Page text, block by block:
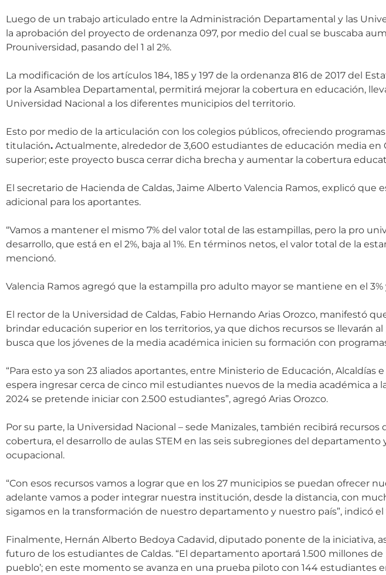
Luego de un trabajo articulado entre la Administración Departamental y las
la aprobación del proyecto de ordenanza 097, por medio del cual se buscaba
Prouniversidad, pasando del 1 al 2%.
La modificación de los artículos 184, 185 y 197 de la ordenanza 816 de 2017 del
por la Asamblea Departamental, permitirá mejorar la cobertura en educación,
Universidad Nacional a los diferentes municipios del territorio.
Esto por medio de la articulación con los colegios públicos, ofreciendo
titulación. Actualmente, alrededor de 3,600 estudiantes de educación media en
superior; este proyecto busca cerrar dicha brecha y aumentar la cobertura
El secretario de Hacienda de Caldas, Jaime Alberto Valencia Ramos, explicó
adicional para los aportantes.
“Vamos a mantener el mismo 7% del valor total de las estampillas, pero la pro
desarrollo, que está en el 2%, baja al 1%. En términos netos, el valor total de la
mencionó.
Valencia Ramos agregó que la estampilla pro adulto mayor se mantiene en el 3%
El rector de la Universidad de Caldas, Fabio Hernando Arias Orozco, manifestó
brindar educación superior en los territorios, ya que dichos recursos se llevarán
busca que los jóvenes de la media académica inicien su formación con
“Para esto ya son 23 aliados aportantes, entre Ministerio de Educación,
espera ingresar cerca de cinco mil estudiantes nuevos de la media académica a
2024 se pretende iniciar con 2.500 estudiantes”, agregó Arias Orozco.
Por su parte, la Universidad Nacional – sede Manizales, también recibirá
cobertura, el desarrollo de aulas STEM en las seis subregiones del
ocupacional.
“Con esos recursos vamos a lograr que en los 27 municipios se puedan ofrecer
adelante vamos a poder integrar nuestra institución, desde la distancia, con
sigamos en la transformación de nuestro departamento y nuestro país”, indicó el
Finalmente, Hernán Alberto Bedoya Cadavid, diputado ponente de la iniciativa,
futuro de los estudiantes de Caldas. “El departamento aportará 1.500 millones
pueblo’; en este momento se avanza en una prueba piloto con 144 estudiantes